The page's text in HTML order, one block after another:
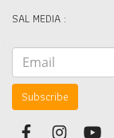
SAL MEDIA :
Subscribe